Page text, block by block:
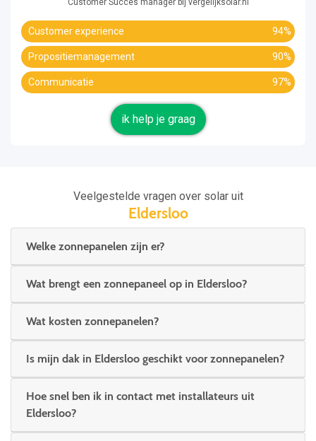
Customer Succes manager bij vergelijksolar.nl
Customer experience 94%
Propositiemanagement 90%
Communicatie 97%
ik help je graag
Veelgestelde vragen over solar uit
Eldersloo
Welke zonnepanelen zijn er?
Wat brengt een zonnepaneel op in Eldersloo?
Wat kosten zonnepanelen?
Is mijn dak in Eldersloo geschikt voor zonnepanelen?
Hoe snel ben ik in contact met installateurs uit
Eldersloo?